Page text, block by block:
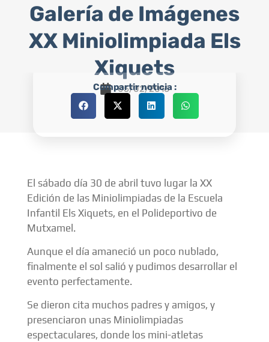
Galería de Imágenes
XX Miniolimpiada Els
Xiquets
05/02/2016
Compartir noticia :
El sábado día 30 de abril tuvo lugar la XX
Edición de las Miniolimpiadas de la Escuela
Infantil Els Xiquets, en el Polideportivo de
Mutxamel.
Aunque el día amaneció un poco nublado,
finalmente el sol salió y pudimos desarrollar el
evento perfectamente.
Se dieron cita muchos padres y amigos, y
presenciaron unas Miniolimpiadas
espectaculares, donde los mini-atletas